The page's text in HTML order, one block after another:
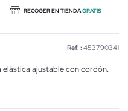
RECOGER EN TIENDAGRATIS
Ref. : 453790341
ajustable con cordón.